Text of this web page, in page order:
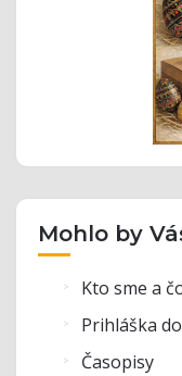
Mohlo by
Kto sme a
Prihláška
Časopisy